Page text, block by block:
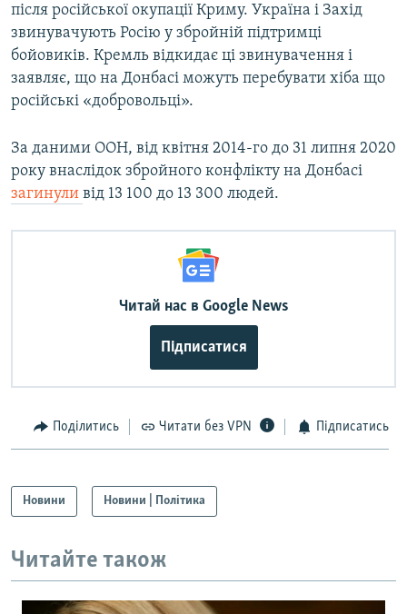
після російської окупації Криму. Україна і Захід
звинувачують Росію у збройній підтримці
бойовиків. Кремль відкидає ці звинувачення і
заявляє, що на Донбасі можуть перебувати хіба що
російські «добровольці».
За даними ООН, від квітня 2014-го до 31 липня 2020
року внаслідок збройного конфлікту на Донбасі
загинули від 13 100 до 13 300 людей.
Читай нас в Google News
Підписатися
Поділитись Читати без VPN Підписатись
Новини Новини | Політика
Читайте також